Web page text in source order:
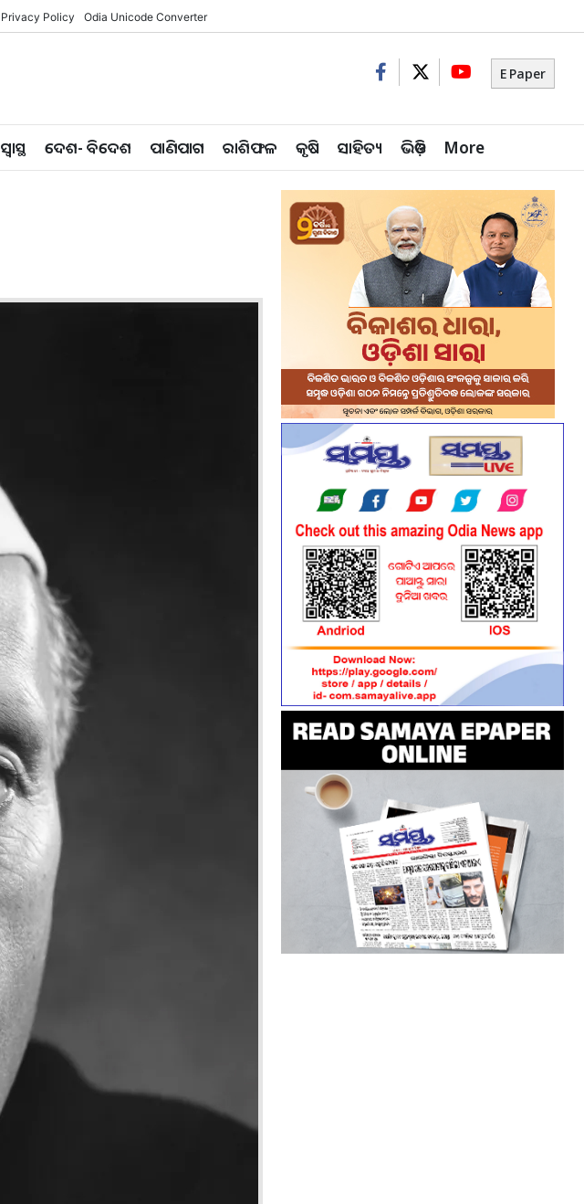
Privacy Policy Odia Unicode Converter
E Paper
ସ୍ୱାସ୍ଥ ଦେଶ- ବିଦେଶ ପାଣିପାଗ ରାଶିଫଳ କୃଷି ସାହିତ୍ୟ ଭିଡ଼ିଓ More